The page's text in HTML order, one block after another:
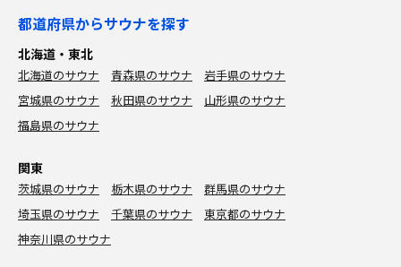
都道府県からサウナを探す
北海道・東北
北海道のサウナ 青森県のサウナ
岩手県のサウナ
宮城県のサウナ
秋田県のサウナ
山形県のサウナ
福島県のサウナ
関東
茨城県のサウナ 栃木県のサウナ
群馬県のサウナ
埼玉県のサウナ
千葉県のサウナ
東京都のサウナ
神奈川県のサウナ